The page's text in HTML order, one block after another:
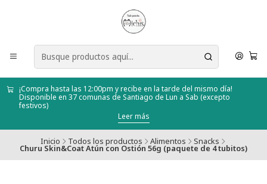
¡Compra hasta las 12:00pm y recibe en la tarde del mismo día!
Disponible en 37 comunas de Santiago de Lun a Sab (excepto
festivos)
Leer más
Inicio Todos los productos Alimentos Snacks
Churu Skin&Coat Atún con Ostión 56g (paquete de 4 tubitos)